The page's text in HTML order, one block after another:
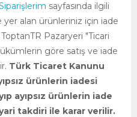
sayfasında ilgili
yer alan ürünleriniz için iade
Pazaryeri "Ticari
göre satış ve iade
Türk Ticaret Kanunu
ürünlerin iadesi
ayıpsız ürünlerin iade
takdiri ile karar verilir.